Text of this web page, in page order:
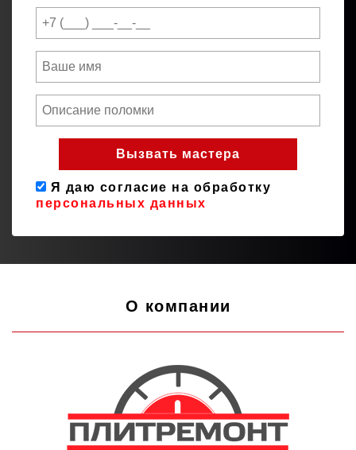
Я даю согласие на обработку
персональных данных
О компании